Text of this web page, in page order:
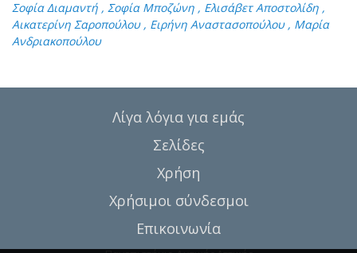
Σοφία Διαμαντή , Σοφία Μποζώνη , Ελισάβετ Αποστολίδη ,
Αικατερίνη Σαροπούλου , Ειρήνη Αναστασοπούλου , Μαρία
Ανδριακοπούλου
Λίγα λόγια για εμάς
Σελίδες
Χρήση
Χρήσιμοι σύνδεσμοι
Επικοινωνία